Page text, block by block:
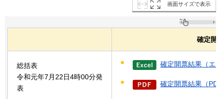
画面サイズで表示
確定開
総括表
令和元年7月22日4時00分発
表
確定開票結果（エ
確定開票結果（